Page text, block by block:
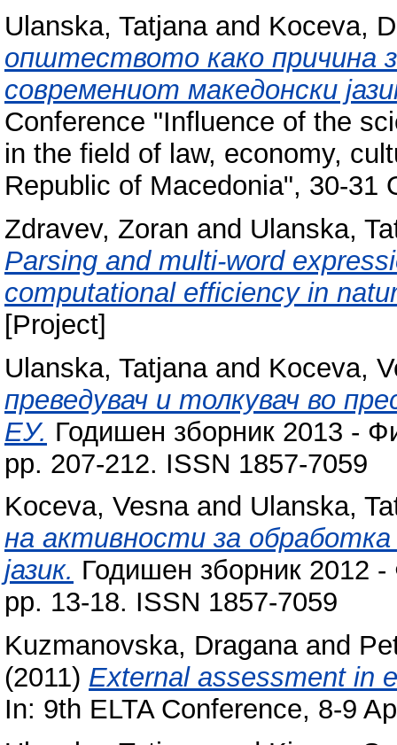
Ulanska, Tatjanaand Koceva,
општеството како причина
современиот македонски
Conference "Influence of the
in the field of law, economy,
Republic of Macedonia", 30-31
Zdravev, Zoran and Ulanska,
Parsing and multi-word
computational efficiency in
[Project]
Ulanska, Tatjanaand Koceva,
преведувач и толкувач во
ЕУ. Годишен зборник 2013 -
pp. 207-212. ISSN 1857-7059
Koceva, Vesnaand Ulanska,
на активности за
јазик. Годишен зборник 2012
pp. 13-18. ISSN 1857-7059
Kuzmanovska, Draganaand
(2011) External assessment in
In: 9th ELTA Conference, 8-9